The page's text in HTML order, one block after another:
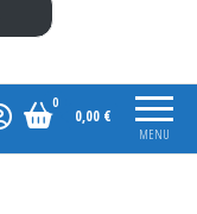
MENU
0
0,00 €